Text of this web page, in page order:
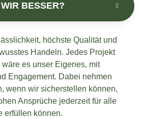
BESSER?
höchste Qualität und
Handeln. Jedes Projekt
es unser Eigenes, mit
Engagement. Dabei nehmen
wenn wir sicherstellen können,
Ansprüche jederzeit für alle
erfüllen können.